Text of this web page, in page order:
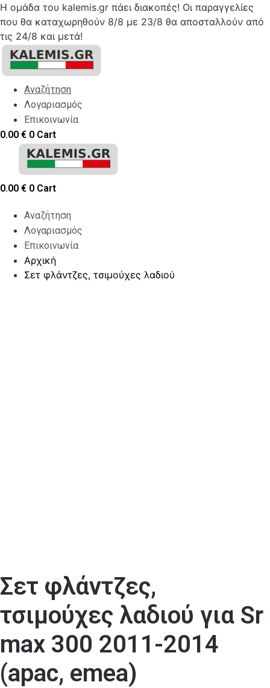
Η ομάδα του kalemis.gr πάει διακοπές! Οι παραγγελίες
που θα καταχωρηθούν 8/8 με 23/8 θα αποσταλλούν από
τις 24/8 και μετά!
Skip
content
Αναζήτηση
Λογαριασμός
Επικοινωνία
0.00 € 0 Cart
0.00 € 0 Cart
Αναζήτηση
Λογαριασμός
Επικοινωνία
Αρχική
Σετ φλάντζες, τσιμούχες λαδιού
Σετ φλάντζες,
τσιμούχες λαδιού για Sr
max 300 2011-2014
(apac, emea)